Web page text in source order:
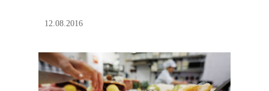
12.08.2016